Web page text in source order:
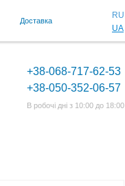
Доставка
RU
UA
+38-068-717-62-53
+38-050-352-06-57
В робочі дні з 10:00 до 18:00